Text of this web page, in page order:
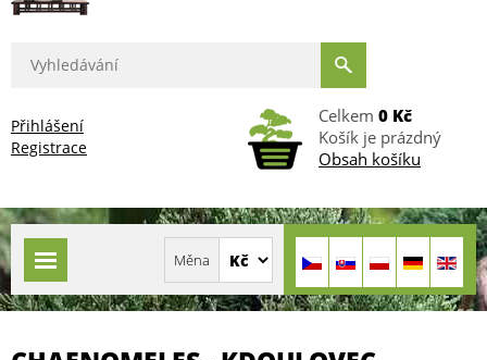
Přihlášení
Registrace
Celkem 0 Kč
Košík je prázdný
Obsah košíku